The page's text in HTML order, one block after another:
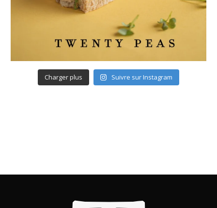
Charger plus Suivre sur Instagram